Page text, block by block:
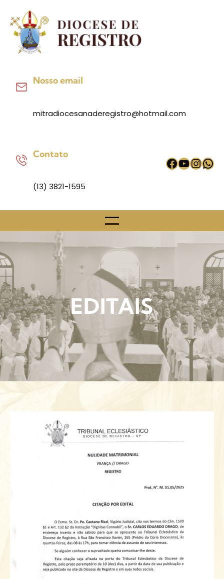
para
conteúdo
Nosso email
mitradiocesanaderegistro@hotmail.com
Contato
(13) 3821-1595
Facebook
EDITAIS